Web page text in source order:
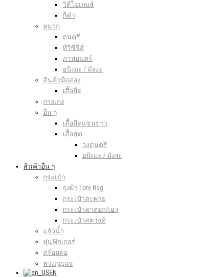
วิดีโอเกมส์
กีฬา
หมวก
ดนตรี
ทีวีซีรีส์
ภาพยนตร์
อนิเมะ / มังงะ
สินค้ามือสอง
เสื้อยืด
กางเกง
อื่น ๆ
เสื้อยืดแขนยาว
เสื้อฮูด
วงดนตรี
อนิเมะ / มังงะ
สินค้าอื่น ๆ
กระเป๋า
ถุงผ้า Tote Bag
กระเป๋าสะพาย
กระเป๋าคาดอก/เอว
กระเป๋าสตางค์
แก้วน้ำ
หุ่นฟิกเกอร์
สร้อยคอ
พวงกุญแจ
EN